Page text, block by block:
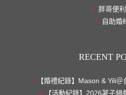
胖哥便
自助婚
RECENT
【婚禮紀錄】Mason & Yili
【活動紀錄】2026荖子